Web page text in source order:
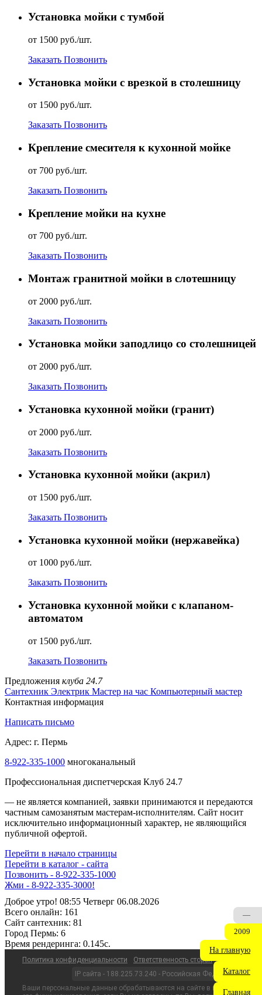
Установка мойки с тумбой
от 1500 руб./шт.
Заказать Позвонить
Установка мойки с врезкой в столешницу
от 1500 руб./шт.
Заказать Позвонить
Крепление смесителя к кухонной мойке
от 700 руб./шт.
Заказать Позвонить
Крепление мойки на кухне
от 700 руб./шт.
Заказать Позвонить
Монтаж гранитной мойки в слотешницу
от 2000 руб./шт.
Заказать Позвонить
Установка мойки заподлицо со столешницей
от 2000 руб./шт.
Заказать Позвонить
Установка кухонной мойки (гранит)
от 2000 руб./шт.
Заказать Позвонить
Установка кухонной мойки (акрил)
от 1500 руб./шт.
Заказать Позвонить
Установка кухонной мойки (нержавейка)
от 1000 руб./шт.
Заказать Позвонить
Установка кухонной мойки с клапаном-
автоматом
от 1500 руб./шт.
Заказать Позвонить
Предложения клуба 24.7
Сантехник Электрик Мастер на час Компьютерный мастер
Контактная информация
Написать письмо
Адрес: г. Пермь
8-922-335-2000 многоканальный
Профессиональная диспетчерская Клуб 24.7
— не является компанией, заявки принимаются и передаются
частным самозанятым мастерам‑исполнителям. Сайт носит
исключительно информационный характер, не являющийся
публичной офертой.
Перейти в начало страницы
Перейти в каталог - сайта
Позвонить - 8-922-335-1000
ДИСПЕТЧЕР НА СВЯЗИ - 8-922-335-1000
Доброе утро! 08:55 Четверг 06.08.2026
Всего онлайн: 161
Сайт cантехник: 81
Город Пермь: 6
Время рендеринга: 0.145c.
Политика конфиденциальности
Ответственность сторон
IP сайта - 188.225.73.240 - Российская Федерация
Ваши персональные данные обрабатываются на сайте в целях
—
2009
На главную
Каталог
Главная